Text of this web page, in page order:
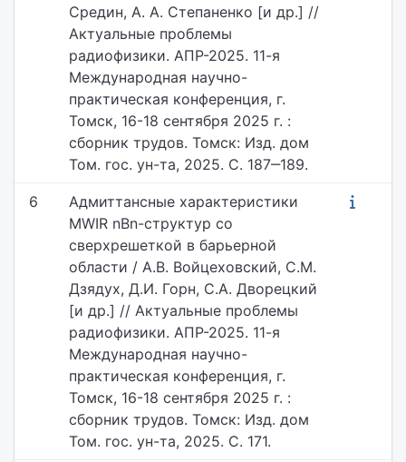
Средин, А. А. Степаненко [и др.] //
Актуальные проблемы
радиофизики. АПР-2025. 11-я
Международная научно-
практическая конференция, г.
Томск, 16-18 сентября 2025 г. :
сборник трудов. Томск: Изд. дом
Том. гос. ун-та, 2025. С. 187‒189.
6
Адмиттансные характеристики
MWIR nBn-структур со
сверхрешеткой в барьерной
области / А.В. Войцеховский, С.М.
Дзядух, Д.И. Горн, С.А. Дворецкий
[и др.] // Актуальные проблемы
радиофизики. АПР-2025. 11-я
Международная научно-
практическая конференция, г.
Томск, 16-18 сентября 2025 г. :
сборник трудов. Томск: Изд. дом
Том. гос. ун-та, 2025. С. 171.